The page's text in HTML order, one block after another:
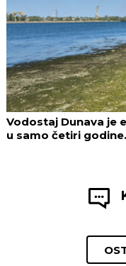
Vodostaj Dunava je
u samo četiri